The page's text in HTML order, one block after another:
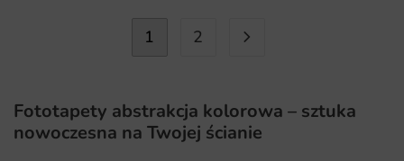
1 2
Fototapety abstrakcja kolorowa – sztuka
nowoczesna na Twojej ścianie